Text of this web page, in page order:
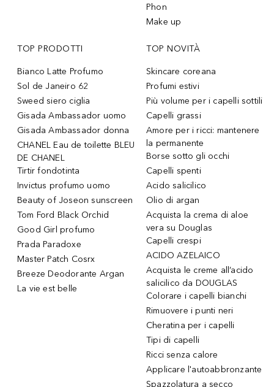
Phon
Make up
TOP PRODOTTI
Bianco Latte Profumo
Sol de Janeiro 62
Sweed siero ciglia
Gisada Ambassador uomo
Gisada Ambassador donna
CHANEL Eau de toilette BLEU
DE CHANEL
Tirtir fondotinta
Invictus profumo uomo
Beauty of Joseon sunscreen
Tom Ford Black Orchid
Good Girl profumo
Prada Paradoxe
Master Patch Cosrx
Breeze Deodorante Argan
La vie est belle
TOP NOVITÀ
Skincare coreana
Profumi estivi
Più volume per i capelli sottili
Capelli grassi
Amore per i ricci: mantenere
la permanente
Borse sotto gli occhi
Capelli spenti
Acido salicilico
Olio di argan
Acquista la crema di aloe
vera su Douglas
Capelli crespi
ACIDO AZELAICO
Acquista le creme all’acido
salicilico da DOUGLAS
Colorare i capelli bianchi
Rimuovere i punti neri
Cheratina per i capelli
Tipi di capelli
Ricci senza calore
Applicare l'autoabbronzante
Spazzolatura a secco